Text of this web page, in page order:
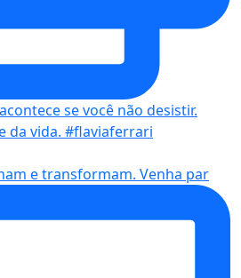
e transformam. Venha par